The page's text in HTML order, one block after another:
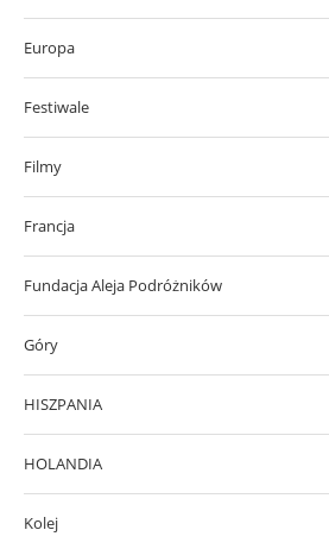
Europa
Festiwale
Filmy
Francja
Fundacja Aleja Podróżników
Góry
HISZPANIA
HOLANDIA
Kolej